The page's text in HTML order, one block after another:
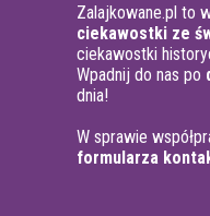
Zalajkowane.pl to
ciekawostki ze
ciekawostki
Wpadnij do nas po
dnia!
W sprawie
formularza